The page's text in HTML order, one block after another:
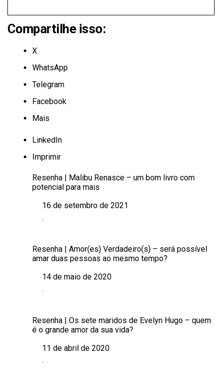
Compartilhe isso:
X
WhatsApp
Telegram
Facebook
Mais
LinkedIn
Imprimir
Resenha | Malibu Renasce – um bom livro com
potencial para mais
Data16 de setembro de 2021
Em relação a
.
Resenha | Amor(es) Verdadeiro(s) – será possível
amar duas pessoas ao mesmo tempo?
Data14 de maio de 2020
Em relação a
.
Resenha | Os sete maridos de Evelyn Hugo – quem
é o grande amor da sua vida?
Data11 de abril de 2020
Em relação a
.